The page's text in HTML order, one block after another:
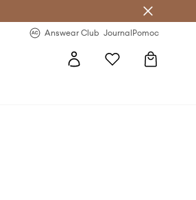
Answear Club JournalPomoc